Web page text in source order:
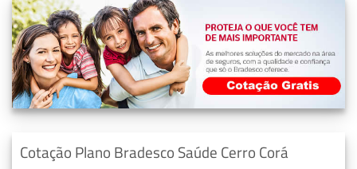
Cotação Plano Bradesco Saúde Cerro Corá